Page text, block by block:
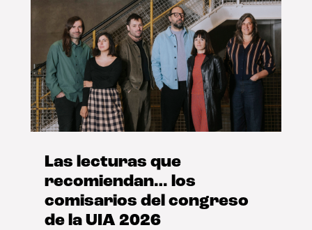
Las lecturas que
recomiendan… los
comisarios del congreso
de la UIA 2026